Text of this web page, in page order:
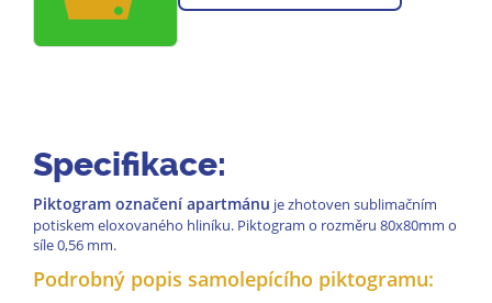
Specifikace:
Piktogram označení apartmánu je zhotoven sublimačním
potiskem eloxovaného hliníku. Piktogram o rozměru 80x80mm o
síle 0,56 mm.
Podrobný popis samolepícího piktogramu: